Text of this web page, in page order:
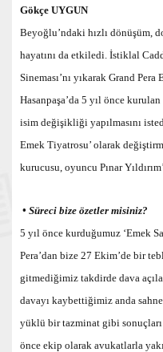
Gökçe UYGUN
Beyoğlu’ndaki hızlı dönüşüm,
hayatını da etkiledi. İstiklal
Sineması’nı yıkarak Grand
Hasanpaşa’da 5 yıl önce
isim değişikliği yapılmasını
Emek Tiyatrosu’ olarak
kurucusu, oyuncu Pınar
• Süreci bize özetler misiniz?
5 yıl önce kurduğumuz ‘Emek
Pera’dan bize 27 Ekim’de bir
gitmediğimiz takdirde dava
davayı kaybettiğimiz anda
yüklü bir tazminat gibi
önce ekip olarak avukatlarla